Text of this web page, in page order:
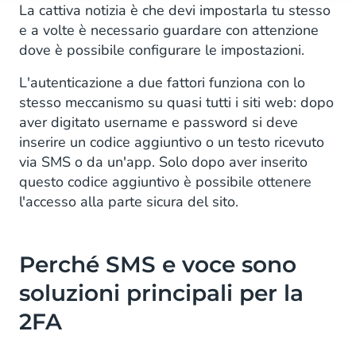
La cattiva notizia è che devi impostarla tu stesso
e a volte è necessario guardare con attenzione
dove è possibile configurare le impostazioni.
L'autenticazione a due fattori funziona con lo
stesso meccanismo su quasi tutti i siti web: dopo
aver digitato username e password si deve
inserire un codice aggiuntivo o un testo ricevuto
via SMS o da un'app. Solo dopo aver inserito
questo codice aggiuntivo è possibile ottenere
l'accesso alla parte sicura del sito.
Perché SMS e voce sono
soluzioni principali per la
2FA